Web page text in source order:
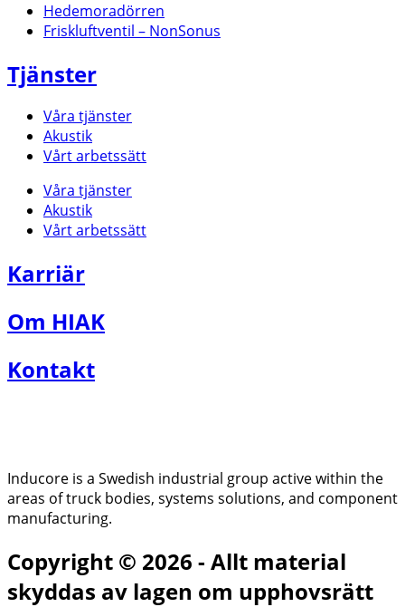
Hedemoradörren
Friskluftventil – NonSonus
Tjänster
Våra tjänster
Akustik
Vårt arbetssätt
Våra tjänster
Akustik
Vårt arbetssätt
Karriär
Om HIAK
Kontakt
Inducore is a Swedish industrial group active within the
areas of truck bodies, systems solutions, and component
manufacturing.
Copyright © 2026 - Allt material
skyddas av lagen om upphovsrätt